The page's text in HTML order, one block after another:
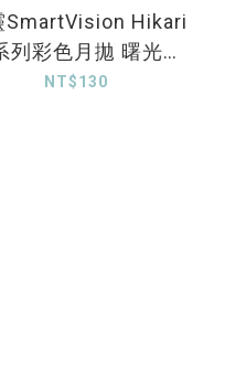
SmartVision Hikari
列彩色月拋 曙光褐
1片裝
NT$130